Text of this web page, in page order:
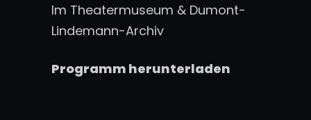
Im Theatermuseum & Dumont-
Lindemann-Archiv
Programm herunterladen